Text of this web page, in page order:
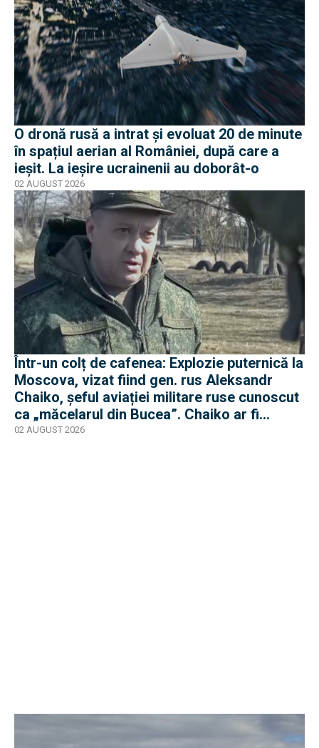
O dronă rusă a intrat și evoluat 20 de minute
în spațiul aerian al României, după care a
ieșit. La ieșire ucrainenii au doborât-o
02 AUGUST 2026
Într-un colț de cafenea: Explozie puternică la
Moscova, vizat fiind gen. rus Aleksandr
Chaiko, șeful aviației militare ruse cunoscut
ca „măcelarul din Bucea”. Chaiko ar fi
supraviețuit
02 AUGUST 2026